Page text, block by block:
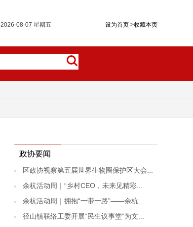
设为首页 >收藏本页
2026-08-07 星期五
政协要闻
区政协视察第五届世界生物圈保护区大会...
余杭活动周｜“乡村CEO，未来见精彩...
余杭活动周｜拥抱“一带一路”——余杭...
径山镇联络工委开展“民生议事堂”为文...